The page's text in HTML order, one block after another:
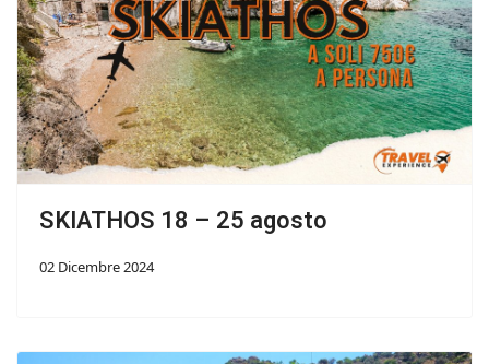
SKIATHOS 18 – 25 agosto
02 Dicembre 2024